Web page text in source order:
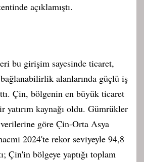
açıklamıştı.
bu girişim sayesinde ticaret,
alanlarında güçlü iş
Çin, bölgenin en büyük ticaret
yatırım kaynağı oldu. Gümrükler
göre Çin-Orta Asya
2024'te rekor seviyeyle 94,8
Çin'in bölgeye yaptığı toplam